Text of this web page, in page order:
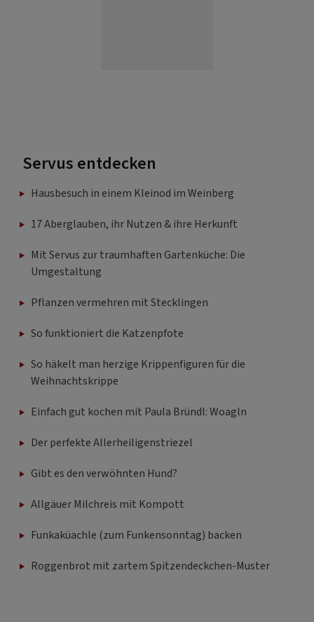
Servus entdecken
Hausbesuch in einem Kleinod im Weinberg
17 Aberglauben, ihr Nutzen & ihre Herkunft
Mit Servus zur traumhaften Gartenküche: Die
Umgestaltung
Pflanzen vermehren mit Stecklingen
So funktioniert die Katzenpfote
So häkelt man herzige Krippenfiguren für die
Weihnachtskrippe
Einfach gut kochen mit Paula Bründl: Woagln
Der perfekte Allerheiligenstriezel
Gibt es den verwöhnten Hund?
Allgäuer Milchreis mit Kompott
Funkaküachle (zum Funkensonntag) backen
Roggenbrot mit zartem Spitzendeckchen-Muster